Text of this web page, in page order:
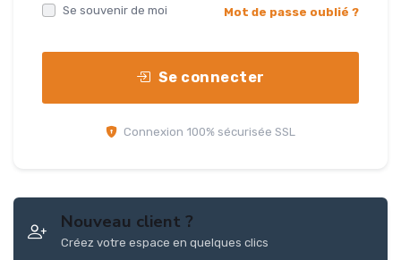
Se souvenir de moi Mot de passe oublié ?
Se connecter
Connexion 100% sécurisée SSL
Nouveau client ?
Créez votre espace en quelques clics